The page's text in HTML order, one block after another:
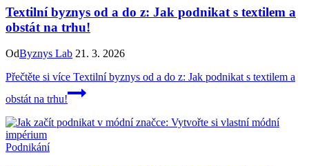
Textilní byznys od a do z: Jak podnikat s textilem a
obstát na trhu!
OdByznys Lab 21. 3. 2026
Přečtěte si více Textilní byznys od a do z: Jak podnikat s textilem a
obstát na trhu!
Podnikání